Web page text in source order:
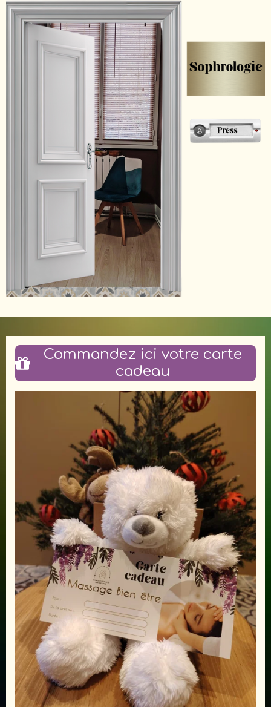
Commandez ici votre carte
cadeau